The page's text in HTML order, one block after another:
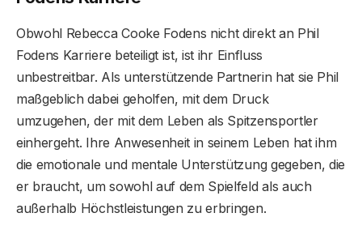
Obwohl Rebecca Cooke Fodens nicht direkt an Phil
Fodens Karriere beteiligt ist, ist ihr Einfluss
unbestreitbar. Als unterstützende Partnerin hat sie Phil
maßgeblich dabei geholfen, mit dem Druck
umzugehen, der mit dem Leben als Spitzensportler
einhergeht. Ihre Anwesenheit in seinem Leben hat ihm
die emotionale und mentale Unterstützung gegeben, die
er braucht, um sowohl auf dem Spielfeld als auch
außerhalb Höchstleistungen zu erbringen.